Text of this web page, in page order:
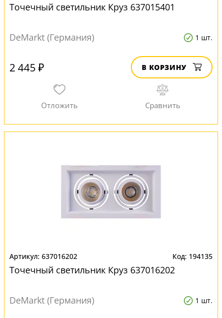
Точечный светильник Круз 637015401
DeMarkt (Германия) 1 шт.
2 445 ₽ В КОРЗИНУ
637016202 194135
Точечный светильник Круз 637016202
DeMarkt (Германия) 1 шт.